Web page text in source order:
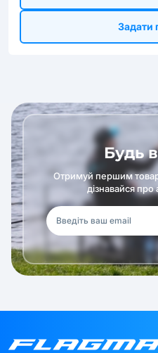
Задати
Будь
Отримуй першим
дізнавайся про